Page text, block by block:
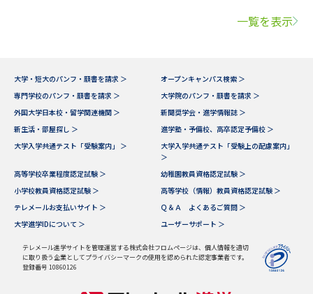
一覧を表示
大学・短大のパンフ・願書を請求 ＞
オープンキャンパス検索 ＞
専門学校のパンフ・願書を請求 ＞
大学院のパンフ・願書を請求 ＞
外国大学日本校・留学関連機関 ＞
新聞奨学会・進学情報誌 ＞
新生活・部屋探し ＞
進学塾・予備校、高卒認定予備校 ＞
大学入学共通テスト「受験案内」 ＞
大学入学共通テスト「受験上の配慮案内」
＞
高等学校卒業程度認定試験 ＞
幼稚園教員資格認定試験 ＞
小学校教員資格認定試験 ＞
高等学校（情報）教員資格認定試験 ＞
テレメールお支払いサイト ＞
Ｑ＆Ａ よくあるご質問 ＞
大学進学IDについて ＞
ユーザーサポート ＞
テレメール進学サイトを管理運営する株式会社フロムページは、個人情報を適切
に取り扱う企業としてプライバシーマークの使用を認められた認定事業者です。
登録番号 10860126